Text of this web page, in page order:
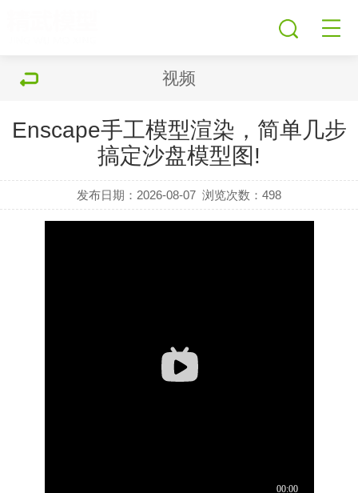
视频
Enscape手工模型渲染，简单几步
搞定沙盘模型图!
发布日期：2026-08-07 浏览次数：498